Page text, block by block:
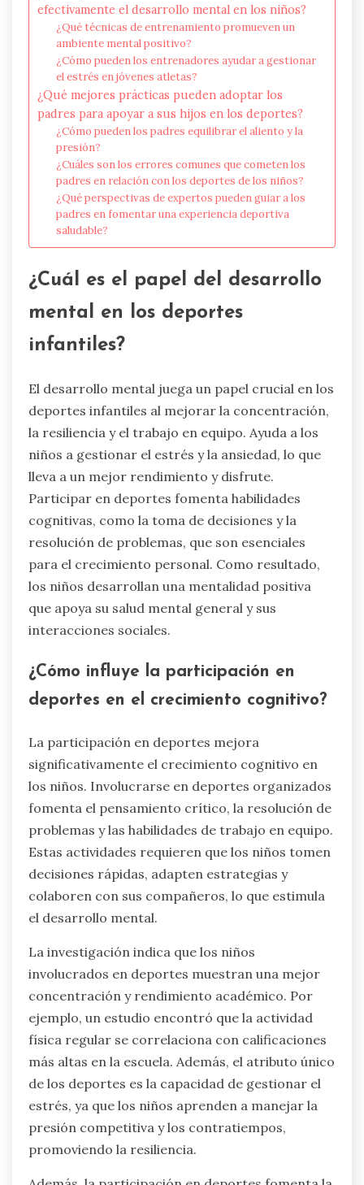
efectivamente el desarrollo mental en los niños?
¿Qué técnicas de entrenamiento promueven un
ambiente mental positivo?
¿Cómo pueden los entrenadores ayudar a gestionar
el estrés en jóvenes atletas?
¿Qué mejores prácticas pueden adoptar los
padres para apoyar a sus hijos en los deportes?
¿Cómo pueden los padres equilibrar el aliento y la
presión?
¿Cuáles son los errores comunes que cometen los
padres en relación con los deportes de los niños?
¿Qué perspectivas de expertos pueden guiar a los
padres en fomentar una experiencia deportiva
saludable?
¿Cuál es el papel del desarrollo
mental en los deportes
infantiles?
El desarrollo mental juega un papel crucial en los
deportes infantiles al mejorar la concentración,
la resiliencia y el trabajo en equipo. Ayuda a los
niños a gestionar el estrés y la ansiedad, lo que
lleva a un mejor rendimiento y disfrute.
Participar en deportes fomenta habilidades
cognitivas, como la toma de decisiones y la
resolución de problemas, que son esenciales
para el crecimiento personal. Como resultado,
los niños desarrollan una mentalidad positiva
que apoya su salud mental general y sus
interacciones sociales.
¿Cómo influye la participación en
deportes en el crecimiento cognitivo?
La participación en deportes mejora
significativamente el crecimiento cognitivo en
los niños. Involucrarse en deportes organizados
fomenta el pensamiento crítico, la resolución de
problemas y las habilidades de trabajo en equipo.
Estas actividades requieren que los niños tomen
decisiones rápidas, adapten estrategias y
colaboren con sus compañeros, lo que estimula
el desarrollo mental.
La investigación indica que los niños
involucrados en deportes muestran una mejor
concentración y rendimiento académico. Por
ejemplo, un estudio encontró que la actividad
física regular se correlaciona con calificaciones
más altas en la escuela. Además, el atributo único
de los deportes es la capacidad de gestionar el
estrés, ya que los niños aprenden a manejar la
presión competitiva y los contratiempos,
promoviendo la resiliencia.